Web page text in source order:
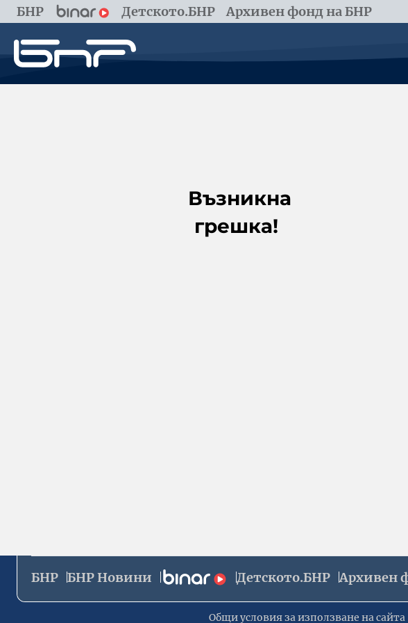
БНР Детското.БНР Архивен фонд на БНР
Възникна
грешка!
БНР БНР Новини Детското.БНР Архивен
Общи условия за използване на сайта